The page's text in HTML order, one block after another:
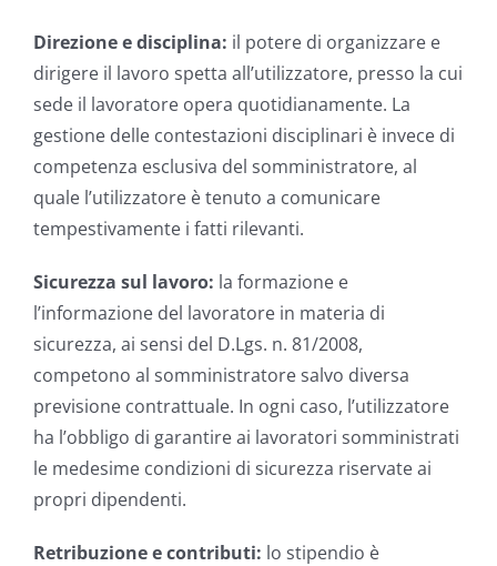
Direzione e disciplina: il potere di organizzare e
dirigere il lavoro spetta all’utilizzatore, presso la cui
sede il lavoratore opera quotidianamente. La
gestione delle contestazioni disciplinari è invece di
competenza esclusiva del somministratore, al
quale l’utilizzatore è tenuto a comunicare
tempestivamente i fatti rilevanti.
Sicurezza sul lavoro: la formazione e
l’informazione del lavoratore in materia di
sicurezza, ai sensi del D.Lgs. n. 81/2008,
competono al somministratore salvo diversa
previsione contrattuale. In ogni caso, l’utilizzatore
ha l’obbligo di garantire ai lavoratori somministrati
le medesime condizioni di sicurezza riservate ai
propri dipendenti.
Retribuzione e contributi: lo stipendio è